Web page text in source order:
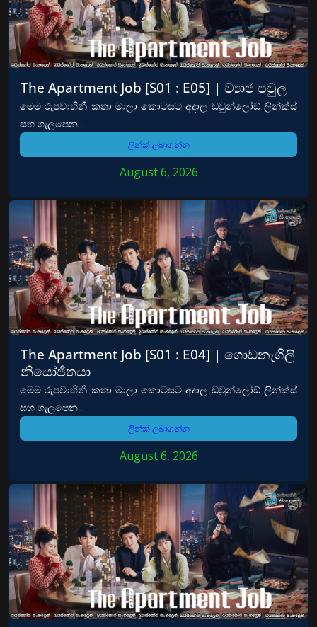
The Apartment Job [S01 : E05] | ව්‍යාජ පවුල
මෙම රුපවාහිනී කතා මාලා කොටසට අදාල ඩවුන්ලෝඩ් ලින්ක්ස්
සහ ගැලපෙන...
ලින්ක් ලබාගන්න
August 6, 2026
The Apartment Job [S01 : E04] | ගොඩනැගිලි
නියෝජිතයා
මෙම රුපවාහිනී කතා මාලා කොටසට අදාල ඩවුන්ලෝඩ් ලින්ක්ස්
සහ ගැලපෙන...
ලින්ක් ලබාගන්න
August 6, 2026